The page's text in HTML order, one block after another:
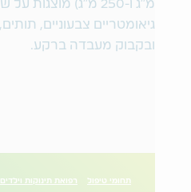
תחומי טיפול רפואת תינוקות וילדים